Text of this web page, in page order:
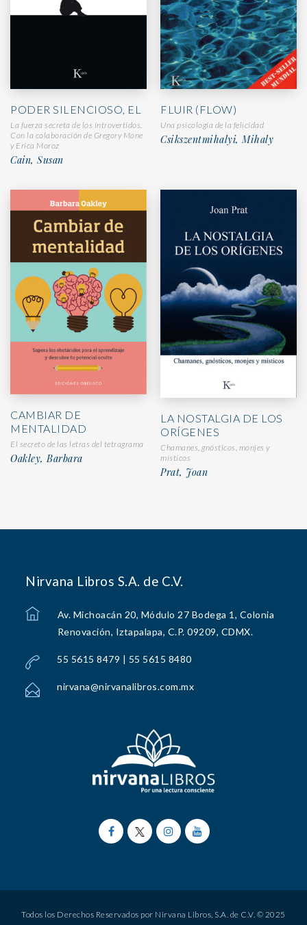
PODER SILENCIOSO, EL
La fuerza secreta de los introvertidos.
Con la colaboración de Gregory Mone
y Erica Moroz
Cain, Susan
FLUIR (FLOW)
Una psicología de la felicidad
Csikszentmihalyi, Mihaly
CAMBIAR DE
MENTALIDAD
El secreto de las letras del tetragrama
Oakley, Barbara
LA NOSTALGIA DE LOS
ORÍGENES
Chamanes, gnósticos, monjes y
místicos
Prat, Joan
Nirvana Libros S.A. de C.V.
Av. Michoacán 20, Módulo 27 Bodega 1, Colonia
Renovación, Iztapalapa, C.P. 09209, CDMX.
55 5615 8479 | 55 5615 8480
nirvana@nirvanalibros.com.mx
Todos los Derechos Reservados por Nirvana Libros, S.A. de C.V. © 2025